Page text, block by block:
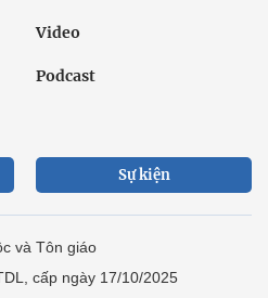
Video
Podcast
Sự kiện
và Tôn giáo
cấp ngày 17/10/2025